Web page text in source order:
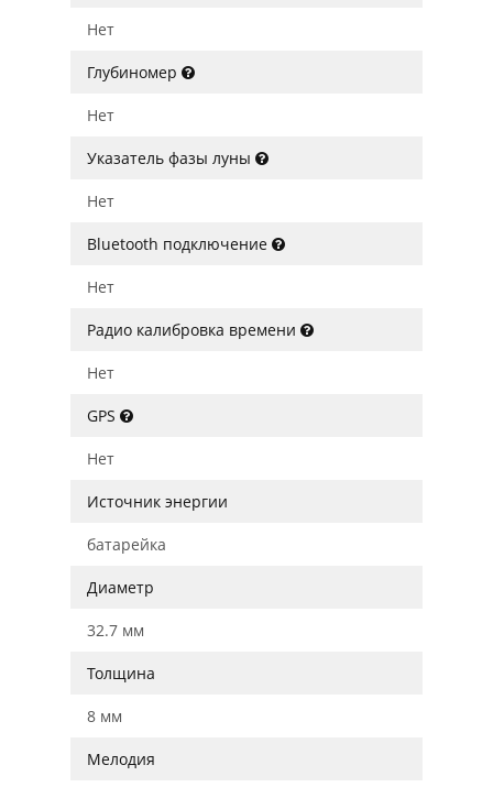
Нет
Глубиномер
Нет
Указатель фазы луны
Нет
Bluetooth подключение
Нет
Радио калибровка времени
Нет
GPS
Нет
Источник энергии
батарейка
Диаметр
32.7 мм
Толщина
8 мм
Мелодия